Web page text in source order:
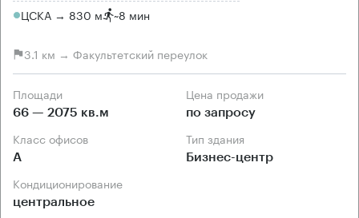
ЦСКА → 830 м ~8 мин
3.1 км → Факультетский переулок
Площади
66 — 2075 кв.м
Цена продажи
по запросу
Класс офисов
А
Тип здания
Бизнес-центр
Кондиционирование
центральное